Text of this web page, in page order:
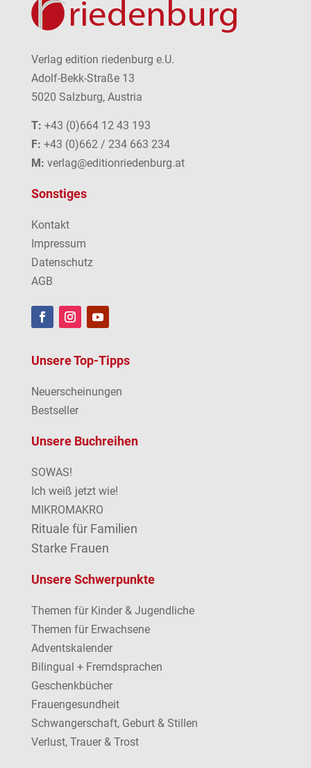
Verlag edition riedenburg e.U.
Adolf-Bekk-Straße 13
5020 Salzburg, Austria
T: +43 (0)664 12 43 193
F: +43 (0)662 / 234 663 234
M: verlag@editionriedenburg.at
Sonstiges
Kontakt
Impressum
Datenschutz
AGB
Unsere Top-Tipps
Neuerscheinungen
Bestseller
Unsere Buchreihen
SOWAS!
Ich weiß jetzt wie!
MIKROMAKRO
Rituale für Familien
Starke Frauen
Unsere Schwerpunkte
Themen für Kinder & Jugendliche
Themen für Erwachsene
Adventskalender
Bilingual + Fremdsprachen
Geschenkbücher
Frauengesundheit
Schwangerschaft, Geburt & Stillen
Verlust, Trauer & Trost